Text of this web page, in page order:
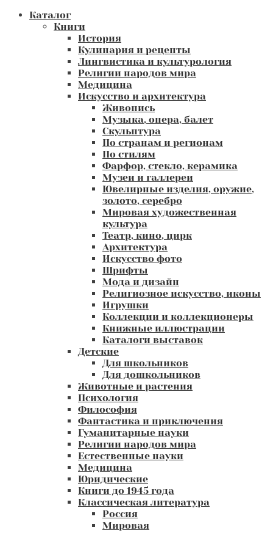
Каталог
Книги
История
Кулинария и рецепты
Лингвистика и культурология
Религии народов мира
Медицина
Искусство и архитектура
Живопись
Музыка, опера, балет
Скульптура
По странам и регионам
По стилям
Фарфор, стекло, керамика
Музеи и галлереи
Ювелирные изделия, оружие,
золото, серебро
Мировая художественная
культура
Театр, кино, цирк
Архитектура
Искусство фото
Шрифты
Мода и дизайн
Религиозное искусство, иконы
Игрушки
Коллекции и коллекционеры
Книжные иллюстрации
Каталоги выставок
Детские
Для школьников
Для дошкольников
Животные и растения
Психология
Философия
Фантастика и приключения
Гуманитарные науки
Религии народов мира
Естественные науки
Медицина
Юридические
Книги до 1945 года
Классическая литература
Россия
Мировая